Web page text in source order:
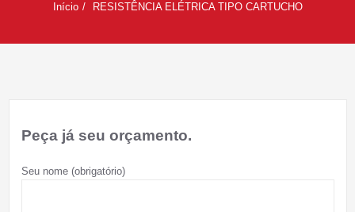
Início RESISTÊNCIA ELÉTRICA TIPO CARTUCHO
Peça já seu orçamento.
Seu nome (obrigatório)